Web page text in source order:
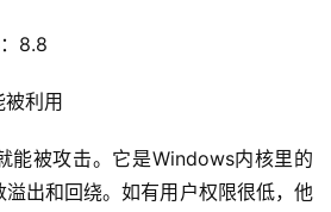
8.8
利用
能被攻击。它是Windows内核里的
出和回绕。如有用户权限很低，他